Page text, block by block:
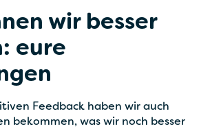
wir besser
eure
Feedback haben wir auch
bekommen, was wir noch besser